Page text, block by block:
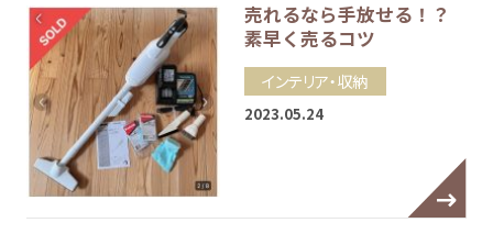
売れるなら手放せる！？
素早く売るコツ
インテリア・収納
2023.05.24